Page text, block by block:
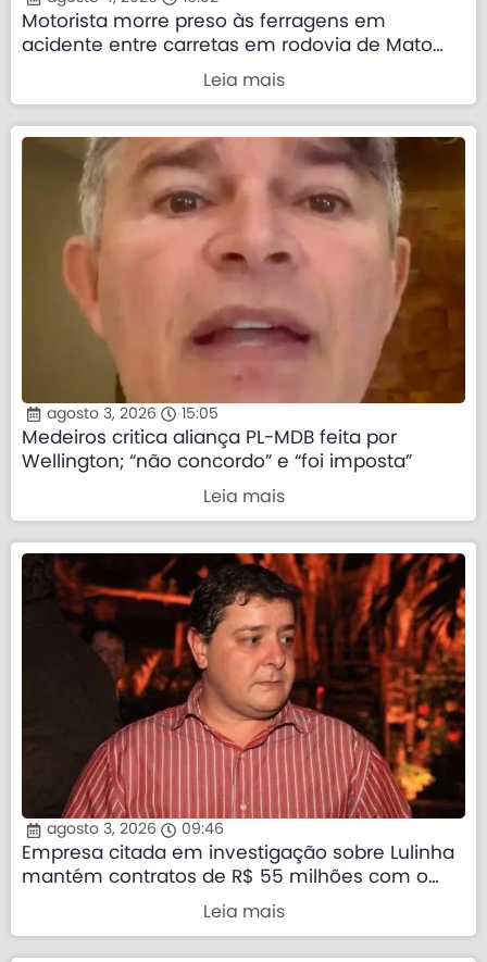
Motorista morre preso às ferragens em
acidente entre carretas em rodovia de Mato
Leia mais
agosto 3, 2026 15:05
Medeiros critica aliança PL-MDB feita por
Wellington; “não concordo” e “foi imposta”
Leia mais
agosto 3, 2026 09:46
Empresa citada em investigação sobre Lulinha
mantém contratos de R$ 55 milhões com o
Leia mais